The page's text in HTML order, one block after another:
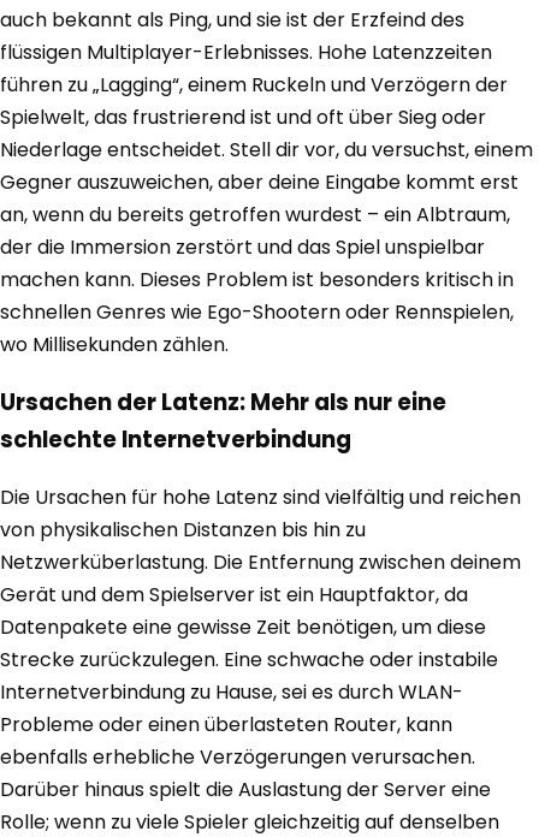
auch bekannt als Ping, und sie ist der Erzfeind des
flüssigen Multiplayer-Erlebnisses. Hohe Latenzzeiten
führen zu „Lagging“, einem Ruckeln und Verzögern der
Spielwelt, das frustrierend ist und oft über Sieg oder
Niederlage entscheidet. Stell dir vor, du versuchst, einem
Gegner auszuweichen, aber deine Eingabe kommt erst
an, wenn du bereits getroffen wurdest – ein Albtraum,
der die Immersion zerstört und das Spiel unspielbar
machen kann. Dieses Problem ist besonders kritisch in
schnellen Genres wie Ego-Shootern oder Rennspielen,
wo Millisekunden zählen.
Ursachen der Latenz: Mehr als nur eine
schlechte Internetverbindung
Die Ursachen für hohe Latenz sind vielfältig und reichen
von physikalischen Distanzen bis hin zu
Netzwerküberlastung. Die Entfernung zwischen deinem
Gerät und dem Spielserver ist ein Hauptfaktor, da
Datenpakete eine gewisse Zeit benötigen, um diese
Strecke zurückzulegen. Eine schwache oder instabile
Internetverbindung zu Hause, sei es durch WLAN-
Probleme oder einen überlasteten Router, kann
ebenfalls erhebliche Verzögerungen verursachen.
Darüber hinaus spielt die Auslastung der Server eine
Rolle; wenn zu viele Spieler gleichzeitig auf denselben